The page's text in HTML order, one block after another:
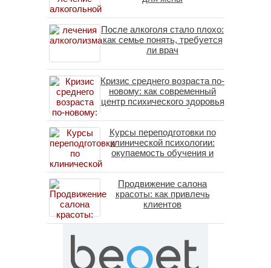
После алкоголя стало плохо:
как семье понять, требуется
ли врач
Кризис среднего возраста по-
новому: как современный
центр психического здоровья
помогает пересобрать
личность без таблеток
(методы ДПДГ и КПТ)
Курсы переподготовки по
клинической психологии:
окупаемость обучения и
специалистов в 2026 году
Продвижение салона
красоты: как привлечь
клиентов